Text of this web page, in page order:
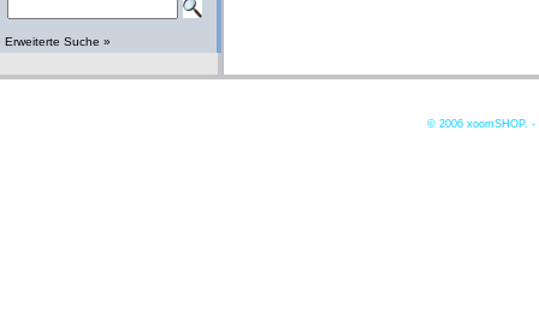
Erweiterte Suche »
© 2006 xoomSHOP. -